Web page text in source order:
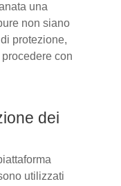
una
non siano
protezione,
con
dei
utilizzati